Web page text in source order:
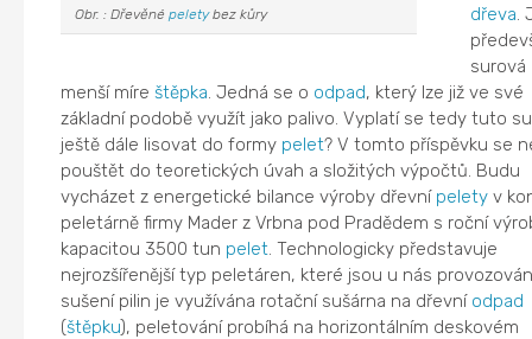
Obr. : Dřevěné peletybez kůry
dřeva.
surová
menší míre štěpka. Jedná se o odpad, který lze již ve své
základní podobě využít jako palivo. Vyplatí se tedy tuto
ještě dále lisovat do formy pelet? V tomto příspěvku se
pouštět do teoretických úvah a složitých výpočtů. Budu
vycházet z energetické bilance výroby dřevní peletyv
peletárně firmy Mader z Vrbna pod Pradědem s roční
kapacitou 3500 tun pelet. Technologicky představuje
nejrozšířenější typ peletáren, které jsou u nás
sušení pilin je využívána rotační sušárna na dřevní odpad
(štěpku), peletování probíhá na horizontálním deskovém